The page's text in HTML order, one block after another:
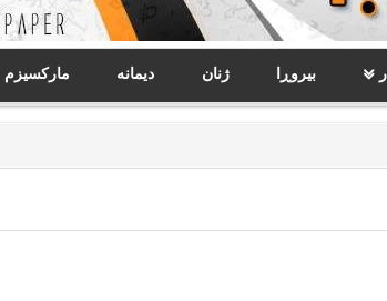
بیروڕا ژنان دیمانە مارکسیزم